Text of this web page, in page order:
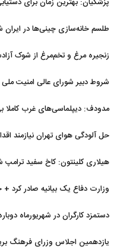
طلسم خانه‌سازی چینی‌ها در
زنجیره مرغ و تخم‌مرغ از شوک
شروط دبیر شورای عالی امنیت
مدودف: دیپلماسی‌های غرب کاملا
حل آلودگی هوای تهران نیازمند
هیلاری کلینتون: کاخ سفید
وزارت دفاع یک بیانیه صادر کرد +
دستمزد کارگران در شهریورماه
یازدهمین اجلاس وزرای فرهنگ